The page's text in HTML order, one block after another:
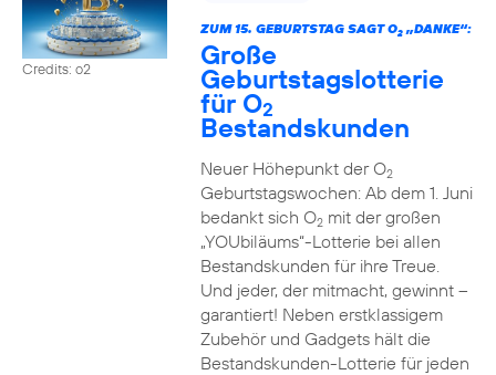
Credits: o2
ZUM 15. GEBURTSTAG SAGT O2„DANKE“:
Große
Geburtstagslotterie
für O2
Bestandskunden
Neuer Höhepunkt der O2
Geburtstagswochen: Ab dem 1. Juni
bedankt sich O2mit der großen
„YOUbiläums“-Lotterie bei allen
Bestandskunden für ihre Treue.
Und jeder, der mitmacht, gewinnt –
garantiert! Neben erstklassigem
Zubehör und Gadgets hält die
Bestandskunden-Lotterie für jeden